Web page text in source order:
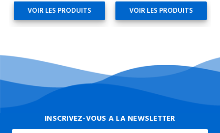
VOIR LES PRODUITS VOIR LES PRODUITS
INSCRIVEZ-VOUS A LA NEWSLETTER